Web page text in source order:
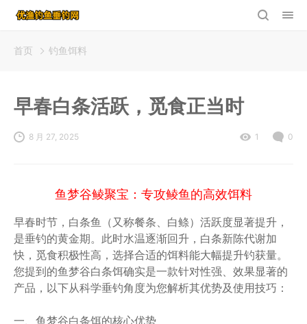
首页 钓鱼饵料
早春白条活跃，觅食正当时
8 月 27, 2025 1 0
鱼梦谷鲮聚宝：专攻鲮鱼的高效饵料
早春时节，白条鱼（又称餐条、白鲦）活跃度显著提升，
是垂钓的黄金期。此时水温逐渐回升，白条新陈代谢加
快，觅食积极性高，选择合适的饵料能大幅提升钓获量。
您提到的鱼梦谷白条饵确实是一款针对性强、效果显著的
产品，以下从科学垂钓角度为您解析其优势及使用技巧：
一、鱼梦谷白条饵的核心优势